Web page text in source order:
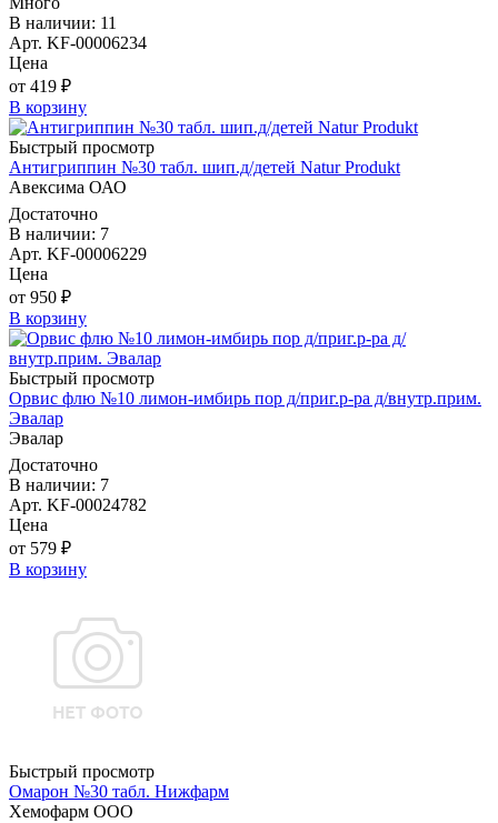
В наличии: 11
Арт. KF-00006234
Цена
от 419 ₽
В корзину
Быстрый просмотр
Антигриппин №30 табл. шип.д/детей Natur Produkt
Авексима ОАО
Достаточно
В наличии: 7
Арт. KF-00006229
Цена
от 950 ₽
В корзину
Быстрый просмотр
Орвис флю №10 лимон-имбирь пор д/приг.р-ра д/внутр.прим.
Эвалар
Эвалар
Достаточно
В наличии: 7
Арт. KF-00024782
Цена
от 579 ₽
В корзину
Быстрый просмотр
Омарон №30 табл. Нижфарм
Хемофарм ООО